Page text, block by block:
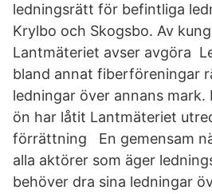
ledningsrätt för befintliga
Krylbo och Skogsbo. Av
Lantmäteriet avser avgöra
bland annat fiberföreningar
ledningar över annans mark.
ön har låtit Lantmäteriet
förrättning En gemensam
alla aktörer som äger
behöver dra sina ledningar